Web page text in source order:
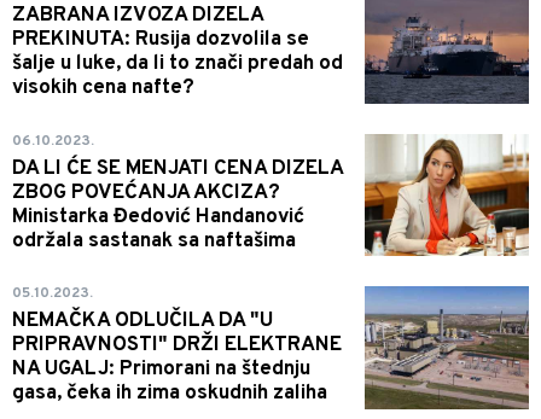
ZABRANA IZVOZA DIZELA
PREKINUTA: Rusija dozvolila se
šalje u luke, da li to znači predah od
visokih cena nafte?
06.10.2023.
DA LI ĆE SE MENJATI CENA DIZELA
ZBOG POVEĆANJA AKCIZA?
Ministarka Đedović Handanović
održala sastanak sa naftašima
05.10.2023.
NEMAČKA ODLUČILA DA "U
PRIPRAVNOSTI" DRŽI ELEKTRANE
NA UGALJ: Primorani na štednju
gasa, čeka ih zima oskudnih zaliha